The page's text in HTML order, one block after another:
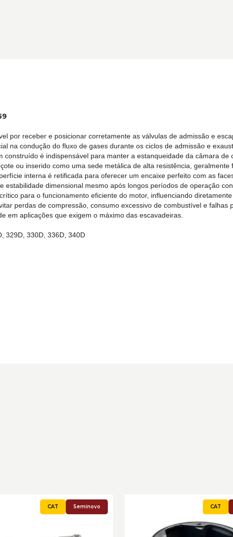
por receber e posicionar corretamente as válvulas de admissão e
na condução do fluxo de gases durante os ciclos de admissão e
é indispensável para manter a estanqueidade da câmara de
ou inserido como uma sede metálica de alta resistência,
interna é retificada para oferecer um encaixe perfeito com as
estabilidade dimensional mesmo após longos períodos de operação
para o funcionamento eficiente do motor, influenciando
perdas de compressão, consumo excessivo de combustível e
em aplicações que exigem o máximo das escavadeiras.
329D, 330D, 336D, 340D
Seminovo